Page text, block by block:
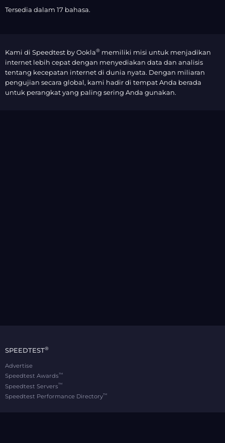
Tersedia dalam 17 bahasa.
Kami di Speedtest by Ookla® memiliki misi untuk menjadikan
internet lebih cepat dengan menyediakan data dan analisis
tentang kecepatan internet di dunia nyata. Dengan miliaran
pengujian secara global, kami hadir di tempat Anda berada
untuk perangkat yang paling sering Anda gunakan.
SPEEDTEST®
Advertise
Speedtest Awards™
Speedtest Servers™
Speedtest Performance Directory™